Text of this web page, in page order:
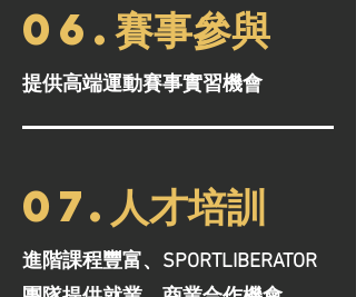
06.賽事參與
提供高端運動賽事實習機會
07.人才培訓
進階課程豐富、SPORTLIBERATOR